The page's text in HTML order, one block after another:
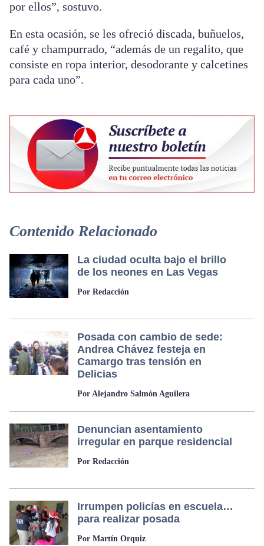
por ellos”, sostuvo.
En esta ocasión, se les ofreció discada, buñuelos,
café y champurrado, “además de un regalito, que
consiste en ropa interior, desodorante y calcetines
para cada uno”.
Contenido Relacionado
La ciudad oculta bajo el brillo
de los neones en Las Vegas
Por Redacción
Posada con cambio de sede:
Andrea Chávez festeja en
Camargo tras tensión en
Delicias
Por Alejandro Salmón Aguilera
Denuncian asentamiento
irregular en parque residencial
Por Redacción
Irrumpen policías en escuela…
para realizar posada
Por Martín Orquiz